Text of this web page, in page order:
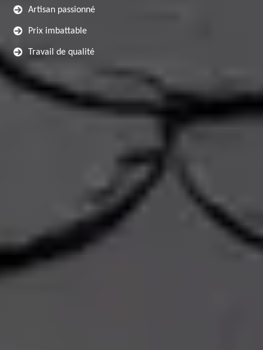
Artisan passionné
Prix imbattable
Travail de qualité